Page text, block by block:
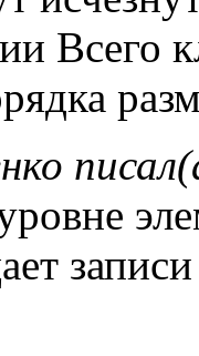
Всего
записи